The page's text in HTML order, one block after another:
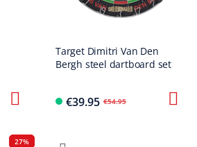
Target Dimitri Van Den
Bergh steel dartboard set
€39.95 €54.95
27%